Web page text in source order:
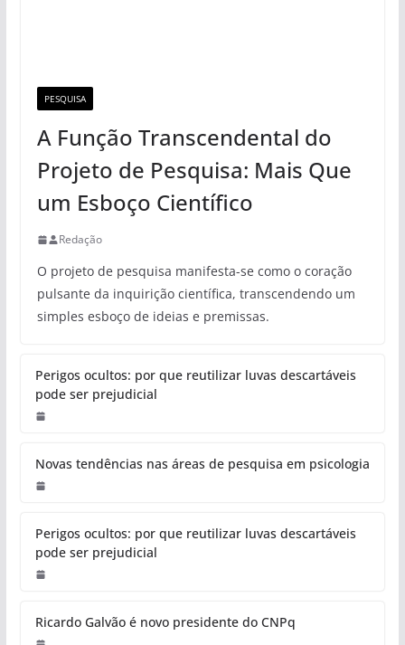
PESQUISA
A Função Transcendental do
Projeto de Pesquisa: Mais Que
um Esboço Científico
Redação
O projeto de pesquisa manifesta-se como o coração
pulsante da inquirição científica, transcendendo um
simples esboço de ideias e premissas.
Perigos ocultos: por que reutilizar luvas descartáveis
pode ser prejudicial
Novas tendências nas áreas de pesquisa em psicologia
Perigos ocultos: por que reutilizar luvas descartáveis
pode ser prejudicial
Ricardo Galvão é novo presidente do CNPq